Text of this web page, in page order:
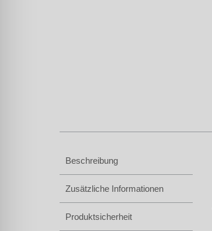
Beschreibung
Zusätzliche Informationen
Produktsicherheit